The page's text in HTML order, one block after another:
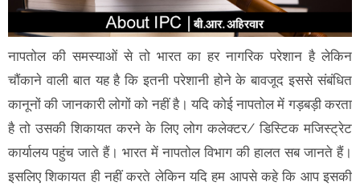
नापतोल की समस्याओं से तो भारत का हर नागरिक परेशान है लेकिन
चौंकाने वाली बात यह है कि इतनी परेशानी होने के बावजूद इससे संबंधित
कानूनों की जानकारी लोगों को नहीं है। यदि कोई नापतोल में गड़बड़ी करता
है तो उसकी शिकायत करने के लिए लोग कलेक्टर/ डिस्टिक मजिस्ट्रेट
कार्यालय पहुंच जाते हैं। भारत में नापतोल विभाग की हालत सब जानते हैं।
इसलिए शिकायत ही नहीं करते लेकिन यदि हम आपसे कहे कि आप इसकी